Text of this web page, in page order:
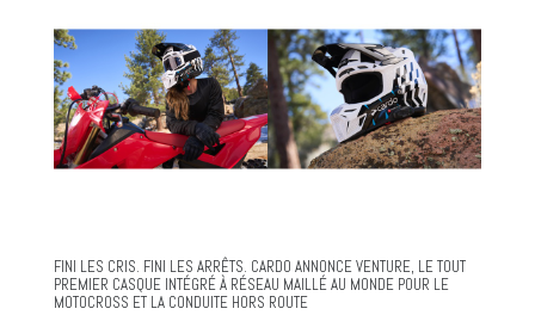
FINI LES CRIS. FINI LES ARRÊTS. CARDO ANNONCE VENTURE, LE TOUT
PREMIER CASQUE INTÉGRÉ À RÉSEAU MAILLÉ AU MONDE POUR LE
MOTOCROSS ET LA CONDUITE HORS ROUTE